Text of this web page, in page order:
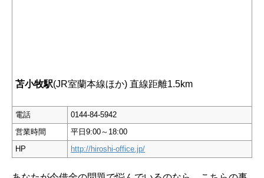
苫小牧駅(JR室蘭本線ほか) 直線距離1.5km
電話
0144-84-5942
営業時間
平日9:00～18:00
HP
http://hiroshi-office.jp/